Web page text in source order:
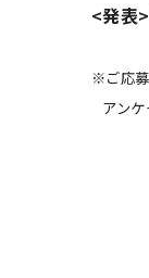
<発表
※ご応
アン